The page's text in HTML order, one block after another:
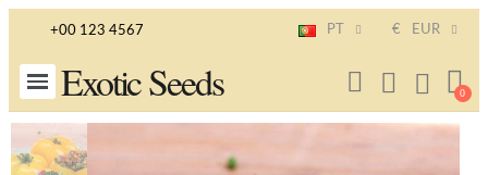
+00 123 4567 PT € EUR
Exotic Seeds